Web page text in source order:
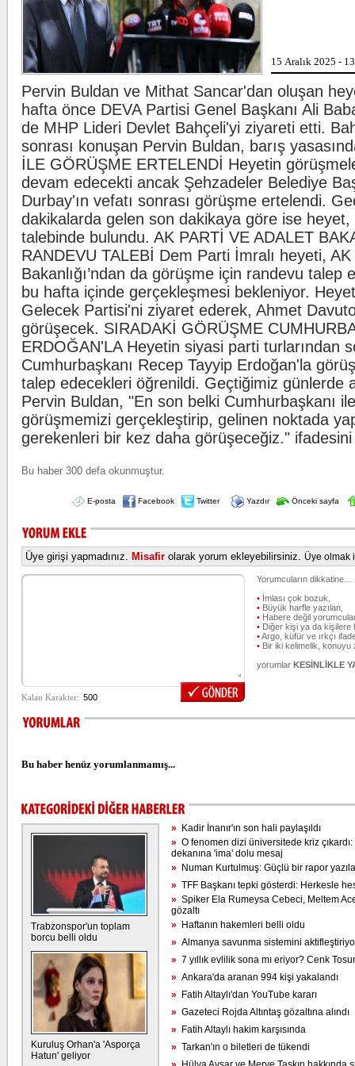
15 Aralık 2025 -
Pervin Buldan ve Mithat Sancar'dan oluşan
hafta önce DEVA Partisi Genel Başkanı Ali
de MHP Lideri Devlet Bahçeli'yi ziyareti etti.
sonrası konuşan Pervin Buldan, barış
İLE GÖRÜŞME ERTELENDİ Heyetin
devam edecekti ancak Şehzadeler Belediye
Durbay'ın vefatı sonrası görüşme ertelendi.
dakikalarda gelen son dakikaya göre ise
talebinde bulundu. AK PARTİ VE ADALET
RANDEVU TALEBİ Dem Parti İmralı heyeti,
Bakanlığı’ndan da görüşme için randevu talep
bu hafta içinde gerçekleşmesi bekleniyor.
Gelecek Partisi'ni ziyaret ederek, Ahmet
görüşecek. SIRADAKİ GÖRÜŞME
ERDOĞAN'LA Heyetin siyasi parti turlarından
Cumhurbaşkanı Recep Tayyip Erdoğan'la
talep edecekleri öğrenildi. Geçtiğimiz günlerde
Pervin Buldan, "En son belki Cumhurbaşkanı
görüşmemizi gerçekleştirip, gelinen noktada
gerekenleri bir kez daha görüşeceğiz." ifadesini
Bu haber 300 defa okunmuştur.
E-posta Facebook Twitter Yazdır Önceki sayfa
Üye girişi yapmadınız. Misafir olarak yorum ekleyebilirsiniz. Üye olmak
Yorumcuların dikkatine…
• İmlası çok bozuk,
• Büyük harfle yazılan,
• Habere değil
• Diğer kişi ya da kişilere
•Argo, küfür ve ırkçı
• Bir iki kelimelik, konuyu
yorumlar KESİNLİKLE
Bu haber henüz yorumlanmamış...
Trabzonspor'un toplam
borcu belli oldu
Kuruluş Orhan'a 'Asporça
Hatun' geliyor
» Kadir İnanır'ın son hali paylaşıldı
» O fenomen dizi üniversitede kriz
dekanına 'ima' dolu mesaj
» Numan Kurtulmuş: Güçlü bir rapor
» TFF Başkanı tepki gösterdi: Herkesle
» Spiker Ela Rumeysa Cebeci, Meltem
gözaltı
» Haftanın hakemleri belli oldu
» Almanya savunma sistemini
» 7 yıllık evlilik sona mı eriyor? Cenk
» Ankara'da aranan 994 kişi yakalandı
» Fatih Altaylı'dan YouTube kararı
» Gazeteci Rojda Altıntaş gözaltına alındı
» Fatih Altaylı hakim karşısında
» Tarkan'ın o biletleri de tükendi
Lahmacun ve kebapta
Tarım
...
Beşiktaş'ta şok